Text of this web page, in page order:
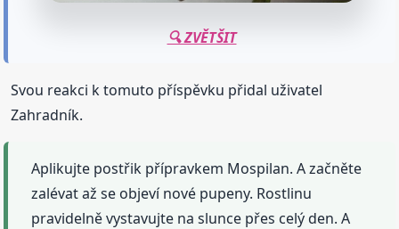
🔍 ZVĚTŠIT
Svou reakci k tomuto příspěvku přidal uživatel
Zahradník.
Aplikujte postřik přípravkem Mospilan. A začněte
zalévat až se objeví nové pupeny. Rostlinu
pravidelně vystavujte na slunce přes celý den. A